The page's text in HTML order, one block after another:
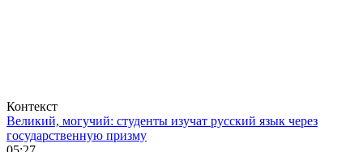
Контекст
Великий, могучий: студенты изучат русский язык через
государственную призму